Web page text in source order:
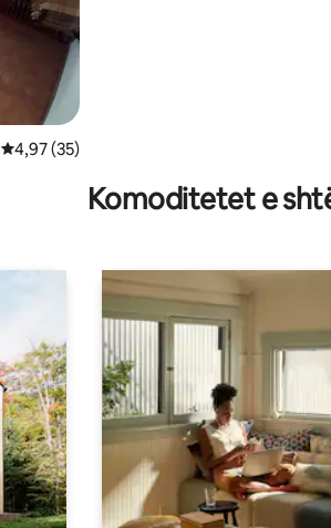
Vlerësimi mesatar 4,97 nga 5, 35 vlerësime
4,97 (35)
Komoditetet e